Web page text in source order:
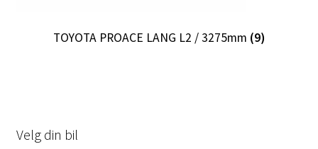
TOYOTA PROACE LANG L2 / 3275mm (9)
Velg din bil